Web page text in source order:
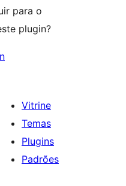
para o
plugin?
Vitrine
Temas
Plugins
Padrões